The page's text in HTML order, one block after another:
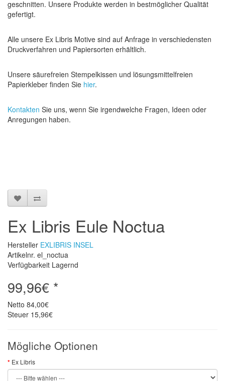
geschnitten. Unsere Produkte werden in bestmöglicher Qualität
gefertigt.
Alle unsere Ex Libris Motive sind auf Anfrage in verschiedensten
Druckverfahren und Papiersorten erhältlich.
Unsere säurefreien Stempelkissen und lösungsmittelfreien
Papierkleber finden Sie hier.
Kontakten Sie uns, wenn Sie irgendwelche Fragen, Ideen oder
Anregungen haben.
Ex Libris Eule Noctua
Hersteller EXLIBRIS INSEL
Artikelnr. el_noctua
Verfügbarkeit Lagernd
99,96€ *
Netto 84,00€
Steuer 15,96€
Mögliche Optionen
Ex Libris